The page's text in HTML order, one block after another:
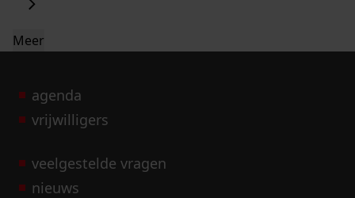
Meer
agenda
vrijwilligers
veelgestelde vragen
nieuws